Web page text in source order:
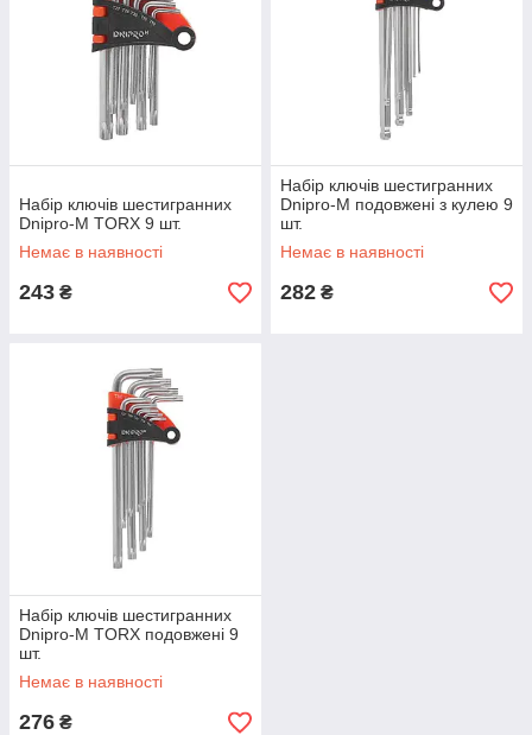
Набір ключів шестигранних
Dnipro-M TORX 9 шт.
Немає в наявності
243 ₴
Набір ключів шестигранних
Dnipro-M подовжені з кулею 9
шт.
Немає в наявності
282 ₴
Набір ключів шестигранних
Dnipro-M TORX подовжені 9
шт.
Немає в наявності
276 ₴